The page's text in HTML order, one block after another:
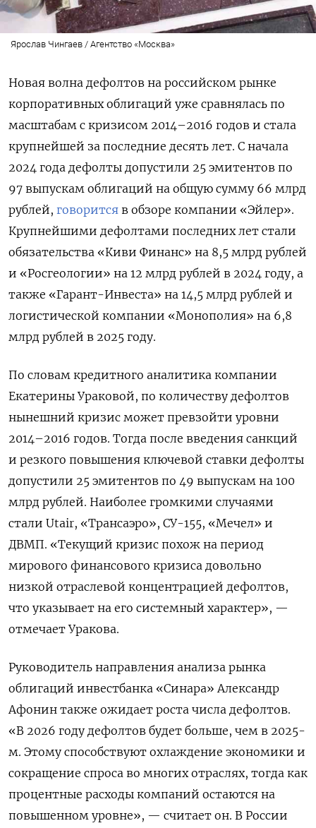
Ярослав Чингаев / Агентство «Москва»
Новая волна дефолтов на российском рынке
корпоративных облигаций уже сравнялась по
масштабам с кризисом 2014–2016 годов и стала
крупнейшей за последние десять лет. С начала
2024 года дефолты допустили 25 эмитентов по
97 выпускам облигаций на общую сумму 66 млрд
рублей, говорится в обзоре компании «Эйлер».
Крупнейшими дефолтами последних лет стали
обязательства «Киви Финанс» на 8,5 млрд рублей
и «Росгеологии» на 12 млрд рублей в 2024 году, а
также «Гарант-Инвеста» на 14,5 млрд рублей и
логистической компании «Монополия» на 6,8
млрд рублей в 2025 году.
По словам кредитного аналитика компании
Екатерины Ураковой, по количеству дефолтов
нынешний кризис может превзойти уровни
2014–2016 годов. Тогда после введения санкций
и резкого повышения ключевой ставки дефолты
допустили 25 эмитентов по 49 выпускам на 100
млрд рублей. Наиболее громкими случаями
стали Utair, «Трансаэро», СУ-155, «Мечел» и
ДВМП. «Текущий кризис похож на период
мирового финансового кризиса довольно
низкой отраслевой концентрацией дефолтов,
что указывает на его системный характер», —
отмечает Уракова.
Руководитель направления анализа рынка
облигаций инвестбанка «Синара» Александр
Афонин также ожидает роста числа дефолтов.
«В 2026 году дефолтов будет больше, чем в 2025-
м. Этому способствуют охлаждение экономики и
сокращение спроса во многих отраслях, тогда как
процентные расходы компаний остаются на
повышенном уровне», — считает он. В России